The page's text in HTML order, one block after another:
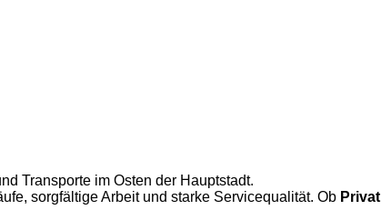
Transporte im Osten der Hauptstadt.
sorgfältige Arbeit und starke Servicequalität. Ob